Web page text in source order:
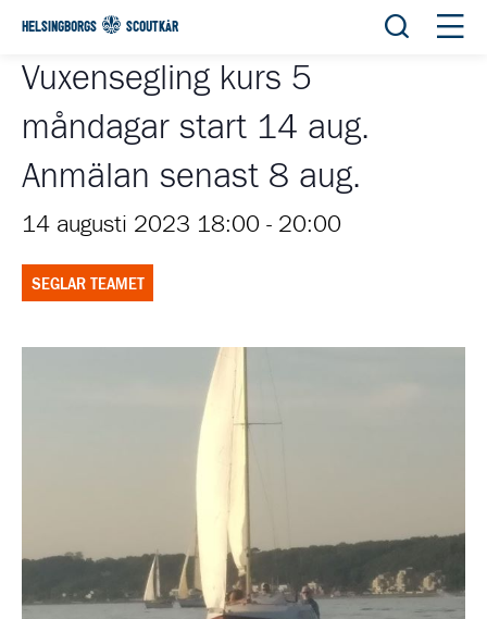
HELSINGBORGS SCOUTKÅR Öppna
Vuxensegling kurs 5
måndagar start 14 aug.
Anmälan senast 8 aug.
14 augusti 2023 18:00 - 20:00
SEGLAR TEAMET